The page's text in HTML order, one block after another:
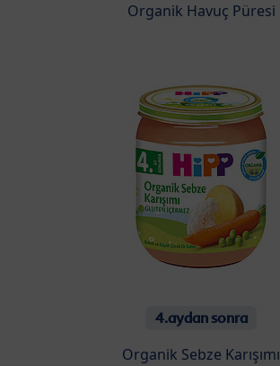
Organik Havuç Püresi
4.aydan sonra
Organik Sebze Karışımı